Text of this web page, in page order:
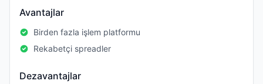
Avantajlar
Birden fazla işlem platformu
Rekabetçi spreadler
Dezavantajlar